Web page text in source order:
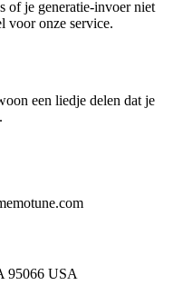
of je generatie-invoer niet
voor onze service.
een liedje delen dat je
95066 USA